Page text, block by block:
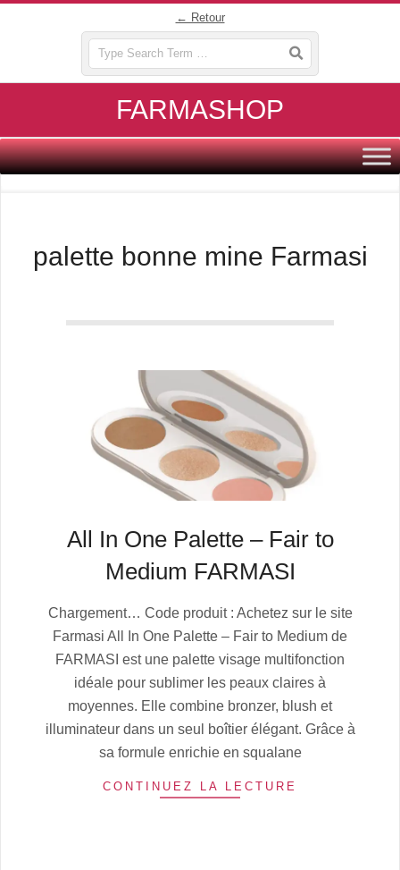
← Retour
FARMASHOP
Primary
Navigation
palette bonne mine Farmasi
All In One Palette – Fair to
Medium FARMASI
07-
04
Chargement… Code produit : Achetez sur le site
Farmasi All In One Palette – Fair to Medium de
FARMASI est une palette visage multifonction
idéale pour sublimer les peaux claires à
moyennes. Elle combine bronzer, blush et
illuminateur dans un seul boîtier élégant. Grâce à
sa formule enrichie en squalane
CONTINUEZ LA LECTURE